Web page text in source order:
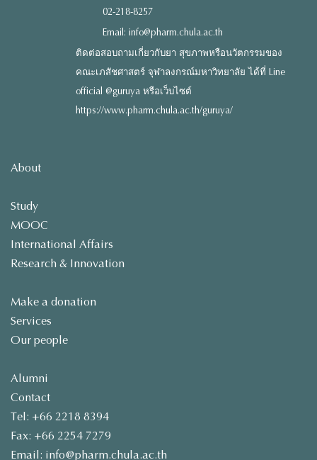
02-218-8257
Email: info@pharm.chula.ac.th
ติดต่อสอบถามเกี่ยวกับยา สุขภาพหรือนวัตกรรมของ
คณะเภสัชศาสตร์ จุฬาลงกรณ์มหาวิทยาลัย ได้ที่ Line
official @guruya หรือเว็บไซต์
https://www.pharm.chula.ac.th/guruya/
About
Study
MOOC
International Affairs
Research & Innovation
Make a donation
Services
Our people
Alumni
Contact
Tel: +66 2218 8394
Fax: +66 2254 7279
Email: info@pharm.chula.ac.th